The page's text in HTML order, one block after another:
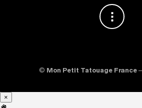
© Mon Petit Tatouage France
×